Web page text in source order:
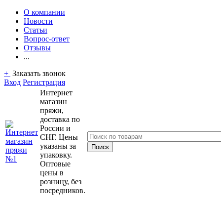
О компании
Новости
Статьи
Вопрос-ответ
Отзывы
...
+ Заказать звонок
Вход Регистрация
Интернет
магазин
пряжи,
доставка по
России и
СНГ. Цены
указаны за
упаковку.
Оптовые
цены в
розницу, без
посредников.